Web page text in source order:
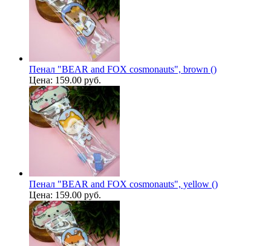
Пенал "BEAR and FOX cosmonauts", brown ()
Цена: 159.00 руб.
Пенал "BEAR and FOX cosmonauts", yellow ()
Цена: 159.00 руб.